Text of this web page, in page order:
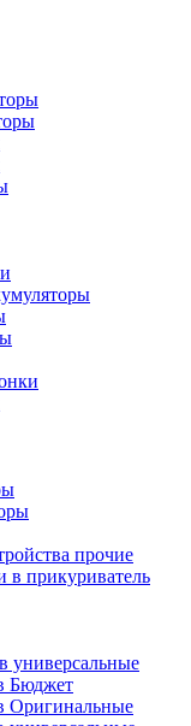
прочие
в прикуриватель
универсальные
Бюджет
Оригинальные